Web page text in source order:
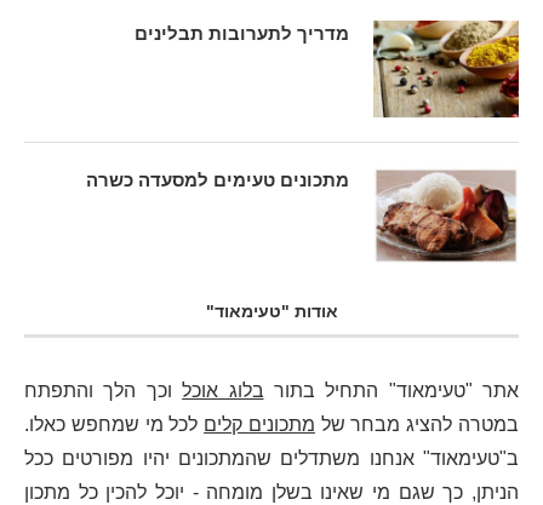
מדריך לתערובות תבלינים
מתכונים טעימים למסעדה כשרה
אודות "טעימאוד"
אתר "טעימאוד" התחיל בתור בלוג אוכלוכך הלך והתפתח
במטרה להציג מבחר של מתכונים קלים לכל מי שמחפש כאלו.
ב"טעימאוד" אנחנו משתדלים שהמתכונים יהיו מפורטים ככל
הניתן, כך שגם מי שאינו בשלן מומחה - יוכל להכין כל מתכון